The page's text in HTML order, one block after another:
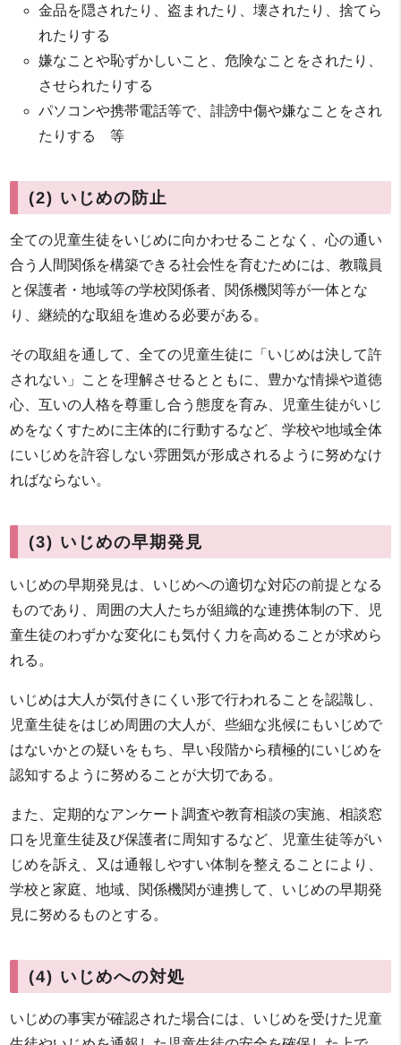
金品を隠されたり、盗まれたり、壊されたり、捨てら
れたりする
嫌なことや恥ずかしいこと、危険なことをされたり、
させられたりする
パソコンや携帯電話等で、誹謗中傷や嫌なことをされ
たりする 等
(2) いじめの防止
全ての児童生徒をいじめに向かわせることなく、心の通い
合う人間関係を構築できる社会性を育むためには、教職員
と保護者・地域等の学校関係者、関係機関等が一体とな
り、継続的な取組を進める必要がある。
その取組を通して、全ての児童生徒に「いじめは決して許
されない」ことを理解させるとともに、豊かな情操や道徳
心、互いの人格を尊重し合う態度を育み、児童生徒がいじ
めをなくすために主体的に行動するなど、学校や地域全体
にいじめを許容しない雰囲気が形成されるように努めなけ
ればならない。
(3) いじめの早期発見
いじめの早期発見は、いじめへの適切な対応の前提となる
ものであり、周囲の大人たちが組織的な連携体制の下、児
童生徒のわずかな変化にも気付く力を高めることが求めら
れる。
いじめは大人が気付きにくい形で行われることを認識し、
児童生徒をはじめ周囲の大人が、些細な兆候にもいじめで
はないかとの疑いをもち、早い段階から積極的にいじめを
認知するように努めることが大切である。
また、定期的なアンケート調査や教育相談の実施、相談窓
口を児童生徒及び保護者に周知するなど、児童生徒等がい
じめを訴え、又は通報しやすい体制を整えることにより、
学校と家庭、地域、関係機関が連携して、いじめの早期発
見に努めるものとする。
(4) いじめへの対処
いじめの事実が確認された場合には、いじめを受けた児童